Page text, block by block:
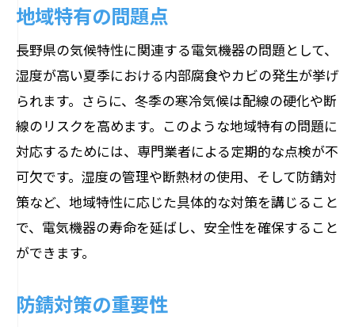
緩みを防ぐための注意点
定期点検でのチェック方法
緩み発見時の対処方法
専門業者による点検のメリット
コネクタの適切なメンテナンス
電気機器の故障リスクを減らすための点検プ
ロセス
点検プロセスの基本
段階的な点検手順
リスク管理の方法
故障原因の特定と対処
地域特有の問題点
長野県の気候特性に関連する電気機器の問題として、
湿度が高い夏季における内部腐食やカビの発生が挙げ
られます。さらに、冬季の寒冷気候は配線の硬化や断
線のリスクを高めます。このような地域特有の問題に
対応するためには、専門業者による定期的な点検が不
可欠です。湿度の管理や断熱材の使用、そして防錆対
策など、地域特性に応じた具体的な対策を講じること
で、電気機器の寿命を延ばし、安全性を確保すること
ができます。
防錆対策の重要性